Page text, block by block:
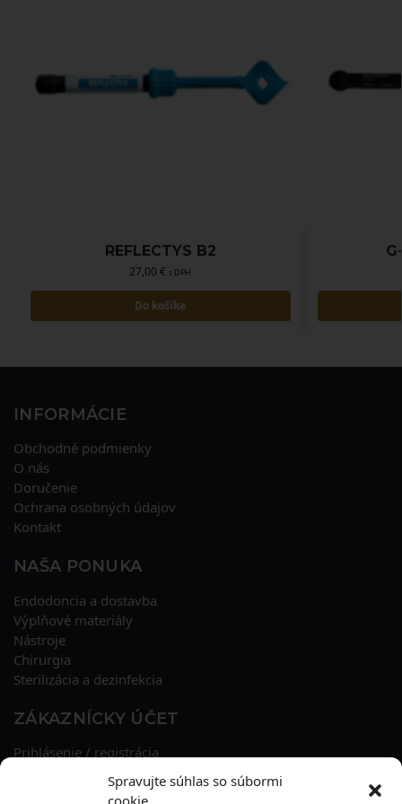
Spravujte súhlas so súbormi
cookie
REFLECTYS B2
27,00€ s DPH
Do košíka
INFORMÁCIE
Obchodné podmienky
O nás
Doručenie
Ochrana osobných údajov
Kontakt
NAŠA PONUKA
Endodoncia a dostavba
Výplňové materiály
Nástroje
Chirurgia
Sterilizácia a dezinfekcia
ZÁKAZNÍCKY ÚČET
Prihlásenie / registrácia